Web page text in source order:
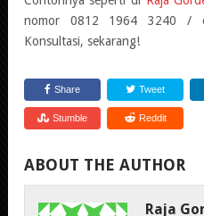
nomor 0812 1964 3240 /
Konsultasi, sekarang!
Share Tweet
Stumble Reddit
ABOUT THE AUTHOR
Raja